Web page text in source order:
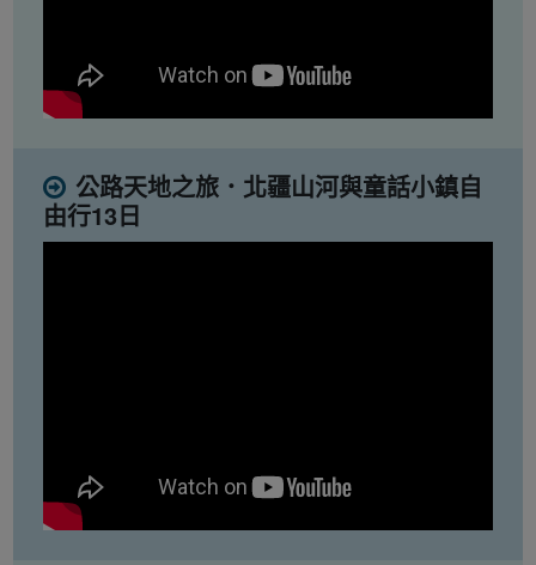
公路天地之旅．北疆山河與童話小鎮自
由行13日